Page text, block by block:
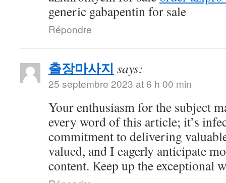
generic gabapentin for sale
Répondre
출장마사지 says:
25 septembre 2023 at 6 h 00 min
Your enthusiasm for the subject
every word of this article; it’s
commitment to delivering
valued, and I eagerly anticipate
content. Keep up the exceptional